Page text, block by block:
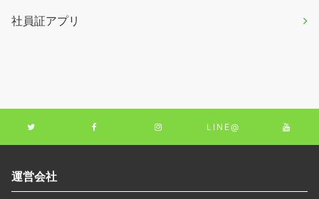
社員証アプリ
LINE@
運営会社